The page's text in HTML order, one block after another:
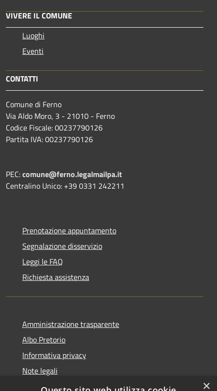
VIVERE IL COMUNE
Luoghi
Eventi
CONTATTI
Comune di Ferno
Via Aldo Moro, 3 - 21010 - Ferno
Codice Fiscale: 00237790126
Partita IVA: 00237790126
PEC:comune@ferno.legalmailpa.it
Centralino Unico: +39 0331 242211
Prenotazione appuntamento
Segnalazione disservizio
Leggi le FAQ
Richiesta assistenza
Amministrazione trasparente
Albo Pretorio
Informativa privacy
Note legali
Dichiarazione di accessibilità
×